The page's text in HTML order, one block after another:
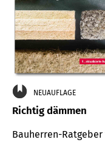
NEUAUFLAGE
Richtig dämmen
Bauherren-